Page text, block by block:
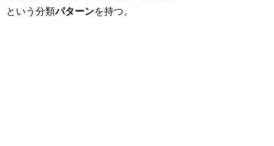
という分類パターンを持つ。